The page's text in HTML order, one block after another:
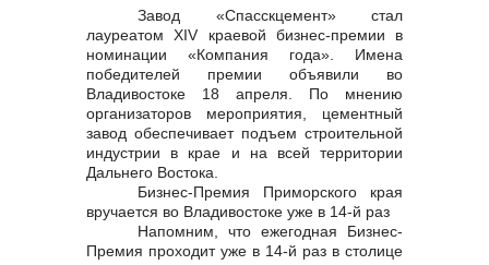
Контакты
+7 (423) 234 50 50
Завод «Спасскцемент» стал
лауреатом XIV краевой бизнес-премии в
номинации «Компания года». Имена
победителей премии объявили во
Владивостоке 18 апреля. По мнению
организаторов мероприятия, цементный
завод обеспечивает подъем строительной
индустрии в крае и на всей территории
Дальнего Востока.
Бизнес-Премия Приморского края
вручается во Владивостоке уже в 14-й раз
Напомним, что ежегодная Бизнес-
Премия проходит уже в 14-й раз в столице